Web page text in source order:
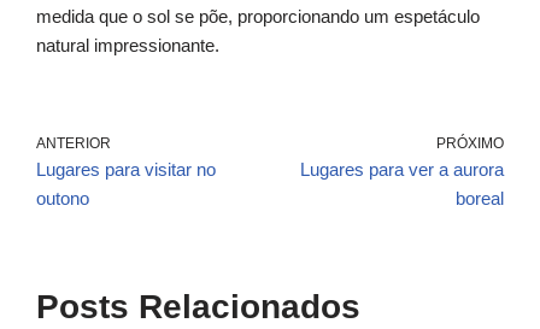
medida que o sol se põe, proporcionando um espetáculo
natural impressionante.
ANTERIOR
Lugares para visitar no
outono
PRÓXIMO
Lugares para ver a aurora
boreal
Posts Relacionados